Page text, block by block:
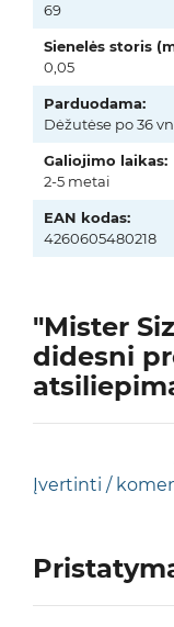
69
Sienelės storis
0,05
Parduodama:
Dėžutėse po 36
Galiojimo laikas:
2-5 metai
EAN kodas:
4260605480218
"Mister
didesni
Įvertinti /